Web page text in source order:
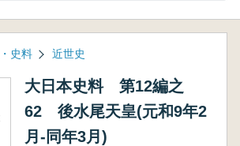
史料 近世史
大日本史料 第12編之
62 後水尾天皇(元和9年2
月-同年3月)